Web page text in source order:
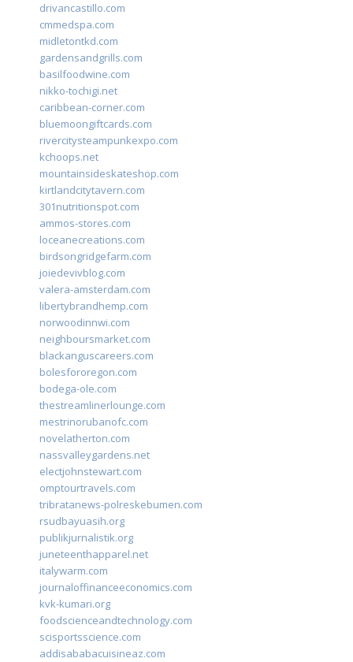
drivancastillo.com
cmmedspa.com
midletontkd.com
gardensandgrills.com
basilfoodwine.com
nikko-tochigi.net
caribbean-corner.com
bluemoongiftcards.com
rivercitysteampunkexpo.com
kchoops.net
mountainsideskateshop.com
kirtlandcitytavern.com
301nutritionspot.com
ammos-stores.com
loceanecreations.com
birdsongridgefarm.com
joiedevivblog.com
valera-amsterdam.com
libertybrandhemp.com
norwoodinnwi.com
neighboursmarket.com
blackanguscareers.com
bolesfororegon.com
bodega-ole.com
thestreamlinerlounge.com
mestrinorubanofc.com
novelatherton.com
nassvalleygardens.net
electjohnstewart.com
omptourtravels.com
tribratanews-polreskebumen.com
rsudbayuasih.org
publikjurnalistik.org
juneteenthapparel.net
italywarm.com
journaloffinanceeconomics.com
kvk-kumari.org
foodscienceandtechnology.com
scisportsscience.com
addisababacuisineaz.com